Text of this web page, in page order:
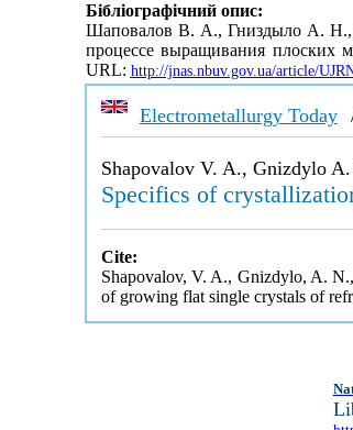
Бібліографічний опис:
Шаповалов В. А., Гниздыло А.
процессе выращивания плоских
URL: http://jnas.nbuv.gov.ua/article/
Electrometallurgy Today
Shapovalov V. A., Gnizdylo
Specifics of
Cite:
Shapovalov, V. A., Gnizdylo, A.
of growing flat single crystals of